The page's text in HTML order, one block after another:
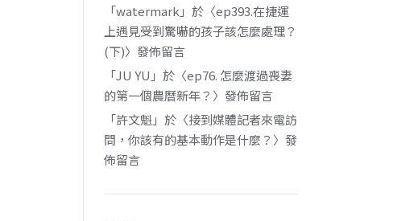
「watermark 」於〈ep393.在捷運
上遇見受到驚嚇的孩子該怎麼處理？
(下)〉發佈留言
「JU YU 」於〈ep76. 怎麼渡過喪妻
的第一個農曆新年？ 〉發佈留言
「許文魁」於〈接到媒體記者來電訪
問，你該有的基本動作是什麼？ 〉發
佈留言